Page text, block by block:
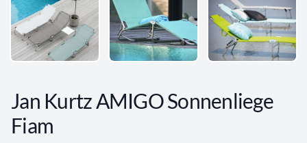
Jan Kurtz AMIGO Sonnenliege
Fiam